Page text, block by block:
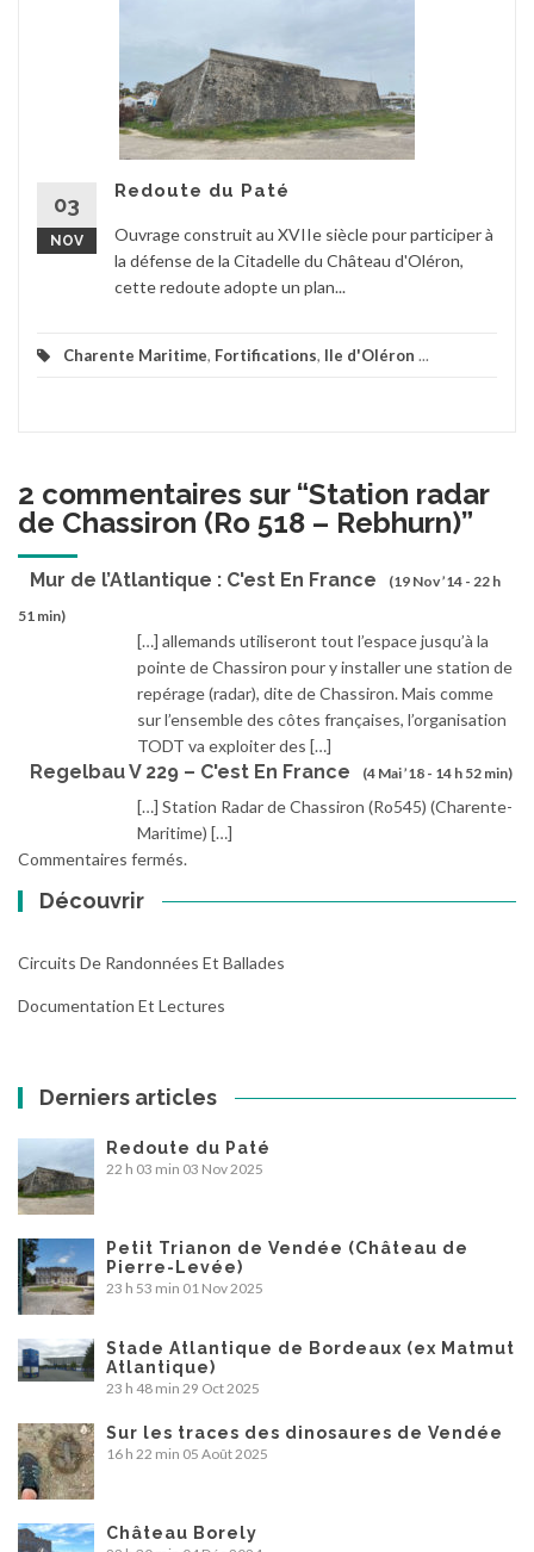
03
NOV
Redoute du Paté
Ouvrage construit au XVIIe siècle pour participer à
la défense de la Citadelle du Château d'Oléron,
cette redoute adopte un plan...
Charente Maritime, Fortifications, Ile d'Oléron ...
2 commentaires sur “Station radar
de Chassiron (Ro 518 – Rebhurn)”
Mur de l’Atlantique : C'est En France
(19 Nov ’14 - 22 h
51 min)
[…] allemands utiliseront tout l’espace jusqu’à la
pointe de Chassiron pour y installer une station de
repérage (radar), dite de Chassiron. Mais comme
sur l’ensemble des côtes françaises, l’organisation
TODT va exploiter des […]
Regelbau V 229 – C'est En France (4 Mai ’18 - 14 h 52 min)
[…] Station Radar de Chassiron (Ro545) (Charente-
Maritime) […]
Commentaires fermés.
Découvrir
Circuits De Randonnées Et Ballades
Documentation Et Lectures
Derniers articles
Redoute du Paté
22 h 03 min 03 Nov 2025
Petit Trianon de Vendée (Château de
Pierre-Levée)
23 h 53 min 01 Nov 2025
Stade Atlantique de Bordeaux (ex Matmut
Atlantique)
23 h 48 min 29 Oct 2025
Sur les traces des dinosaures de Vendée
16 h 22 min 05 Août 2025
Château Borely